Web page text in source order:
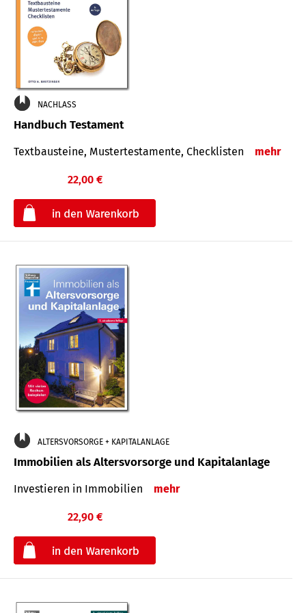
NACHLASS
Handbuch Testament
Textbausteine, Mustertestamente, Checklisten mehr
22,00 €
ALTERSVORSORGE + KAPITALANLAGE
Immobilien als Altersvorsorge und Kapitalanlage
Investieren in Immobilien mehr
22,90 €